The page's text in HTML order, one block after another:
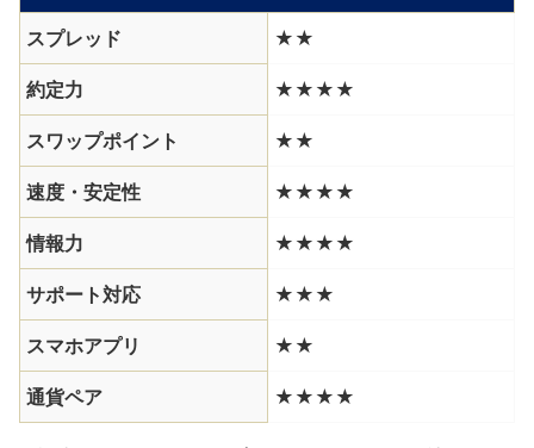
スプレッド ★★
約定力 ★★★★
スワップポイント ★★
速度・安定性 ★★★★
情報力 ★★★★
サポート対応 ★★★
スマホアプリ ★★
通貨ペア ★★★★